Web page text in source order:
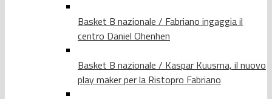
Basket B nazionale / Fabriano ingaggia il
centro Daniel Ohenhen
Basket B nazionale / Kaspar Kuusma, il nuovo
play maker per la Ristopro Fabriano